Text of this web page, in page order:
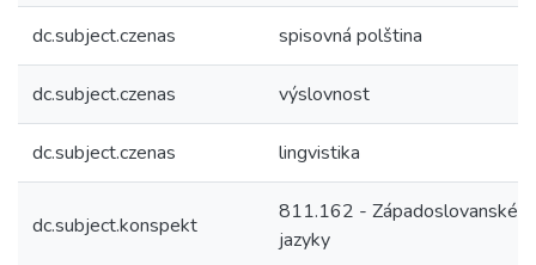
dc.subject.czenas spisovná polština
dc.subject.czenas výslovnost
dc.subject.czenas lingvistika
dc.subject.konspekt
811.162 - Západoslovanské
jazyky